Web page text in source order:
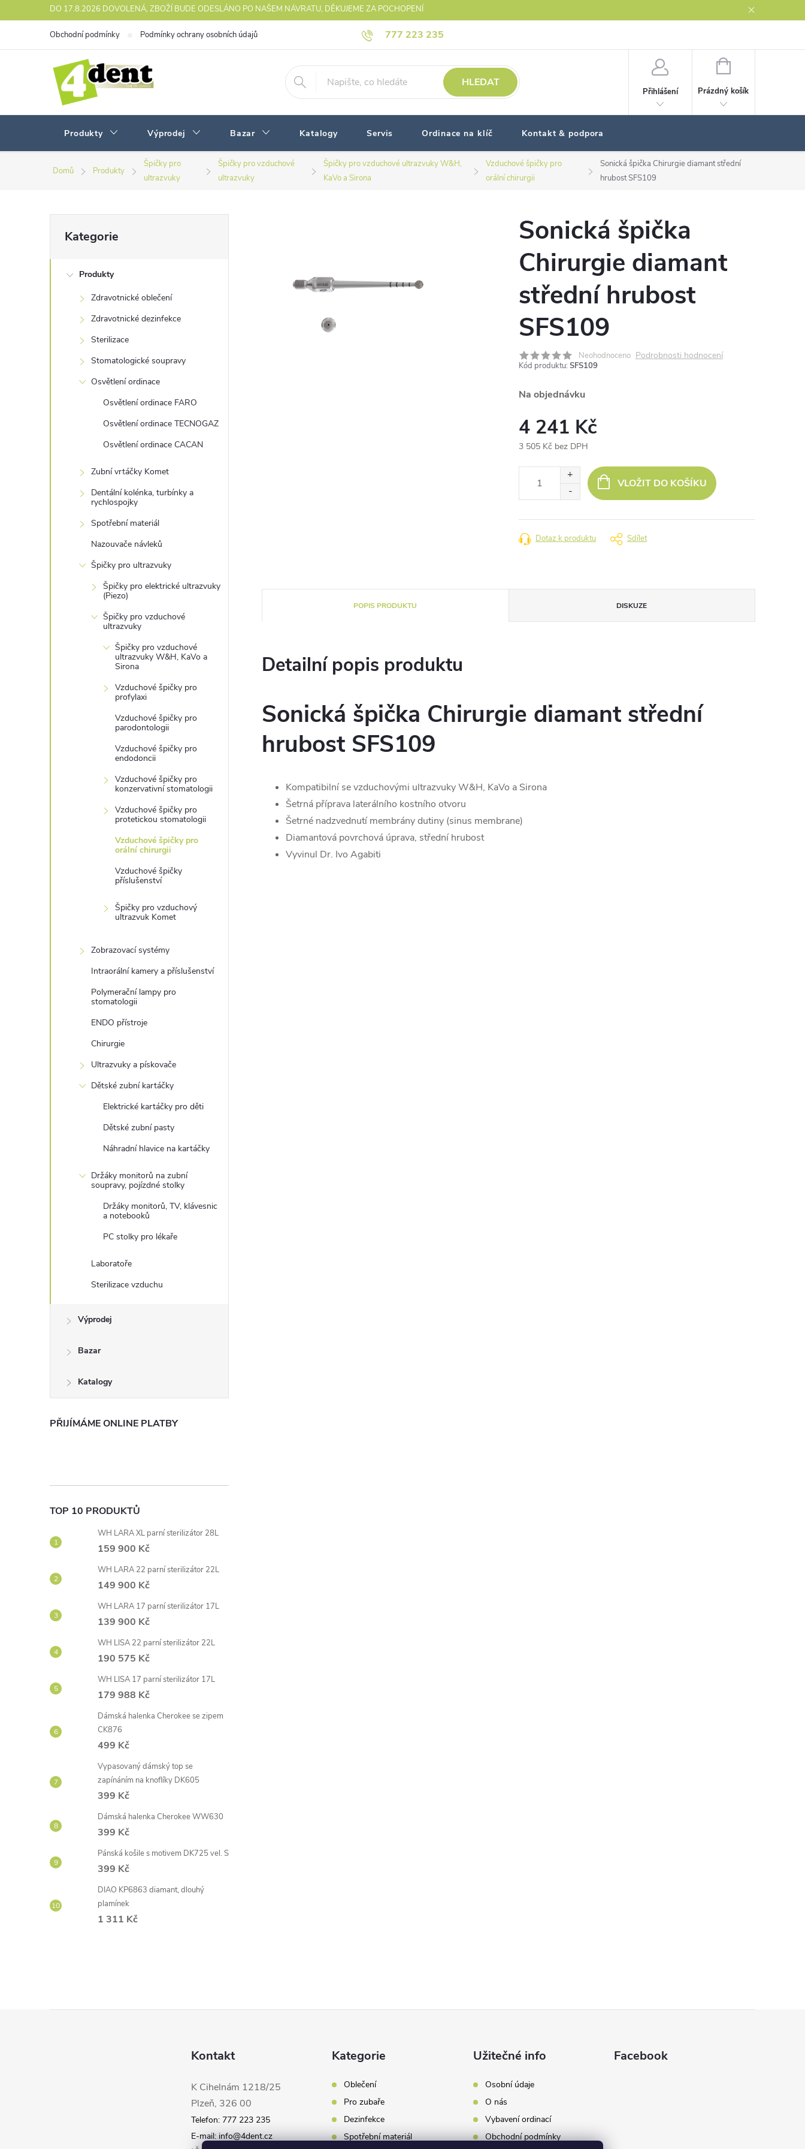
na
DO 17.8.2026 DOVOLENÁ, ZBOŽÍ BUDE ODESLÁNO PO NAŠEM NÁVRATU, DĚKUJEME ZA POCHOPENÍ
777 223 235
Obchodní podmínky Podmínky ochrany osobních údajů
HLEDAT
Přihlášení
NÁKUPNÍ
Prázdný košík
Produkty Výprodej Bazar Katalogy Servis Ordinace na klíč Kontakt & podpora
Domů Produkty
Špičky pro
ultrazvuky
Špičky pro vzduchové
ultrazvuky
Špičky pro vzduchové ultrazvuky W&H,
KaVo a Sirona
Vzduchové špičky pro
orální chirurgii
Sonická špička Chirurgie diamant střední
hrubost SFS109
o
kategorie
Kategorie
Produkty
Zdravotnické oblečení
Zdravotnické dezinfekce
Sterilizace
Stomatologické soupravy
Osvětlení ordinace
Osvětlení ordinace FARO
Osvětlení ordinace TECNOGAZ
Osvětlení ordinace CACAN
Zubní vrtáčky Komet
Dentální kolénka, turbínky a
rychlospojky
Spotřební materiál
Nazouvače návleků
Špičky pro ultrazvuky
Špičky pro elektrické ultrazvuky
(Piezo)
Špičky pro vzduchové
ultrazvuky
Špičky pro vzduchové
ultrazvuky W&H, KaVo a
Sirona
Vzduchové špičky pro
profylaxi
Vzduchové špičky pro
parodontologii
Vzduchové špičky pro
endodoncii
Vzduchové špičky pro
konzervativní stomatologii
Vzduchové špičky pro
protetickou stomatologii
Vzduchové špičky pro
orální chirurgii
Vzduchové špičky
příslušenství
Špičky pro vzduchový
ultrazvuk Komet
Zobrazovací systémy
Intraorální kamery a příslušenství
Polymerační lampy pro
stomatologii
ENDO přístroje
Chirurgie
Ultrazvuky a pískovače
Dětské zubní kartáčky
Elektrické kartáčky pro děti
Dětské zubní pasty
Náhradní hlavice na kartáčky
Držáky monitorů na zubní
soupravy, pojízdné stolky
Držáky monitorů, TV, klávesnic
a notebooků
PC stolky pro lékaře
Laboratoře
Sterilizace vzduchu
Výprodej
Bazar
Katalogy
PŘIJÍMÁME ONLINE PLATBY
TOP 10 PRODUKTŮ
WH LARA XL parní sterilizátor 28L
159 900 Kč
WH LARA 22 parní sterilizátor 22L
149 900 Kč
WH LARA 17 parní sterilizátor 17L
139 900 Kč
WH LISA 22 parní sterilizátor 22L
190 575 Kč
WH LISA 17 parní sterilizátor 17L
179 988 Kč
Dámská halenka Cherokee se zipem
CK876
499 Kč
Vypasovaný dámský top se
zapínáním na knoflíky DK605
399 Kč
Dámská halenka Cherokee WW630
399 Kč
Pánská košile s motivem DK725 vel. S
399 Kč
DIAO KP6863 diamant, dlouhý
plamínek
1 311 Kč
Sonická špička
Chirurgie diamant
střední hrubost
SFS109
Neohodnoceno Podrobnosti hodnocení
Kód produktu: SFS109
Na objednávku
4 241 Kč
3 505 Kč bez DPH
VLOŽIT DO KOŠÍKU
Dotaz k produktu Sdílet
POPIS PRODUKTU DISKUZE
Detailní popis produktu
Sonická špička Chirurgie diamant střední
hrubost SFS109
Kompatibilní se vzduchovými ultrazvuky W&H, KaVo a Sirona
Šetrná příprava laterálního kostního otvoru
Šetrné nadzvednutí membrány dutiny (sinus membrane)
Diamantová povrchová úprava, střední hrubost
Vyvinul Dr. Ivo Agabiti
Kontakt
K Cihelnám 1218/25
Plzeň, 326 00
Telefon: 777 223 235
E-mail: info@4dent.cz
Kategorie
Oblečení
Pro zubaře
Dezinfekce
Spotřební materiál
Užitečné info
Osobní údaje
O nás
Vybavení ordinací
Obchodní podmínky
Facebook